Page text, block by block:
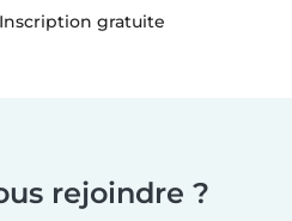
Inscription gratuite
rejoindre ?